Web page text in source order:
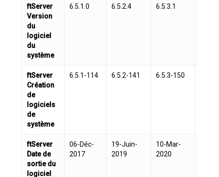
ftServer
Version
du
logiciel
du
système
6.5.1.0 6.5.2.4 6.5.3.1
ftServer
Création
de
logiciels
de
système
6.5.1-114 6.5.2-141 6.5.3-150
ftServer
Date de
sortie du
logiciel
06-Déc-
2017
19-Juin-
2019
10-Mar-
2020